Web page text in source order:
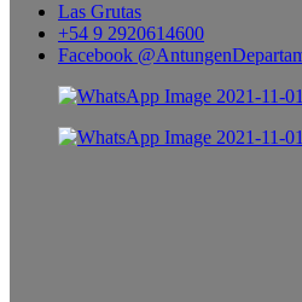
Las Grutas
+54 9 2920614600
Facebook